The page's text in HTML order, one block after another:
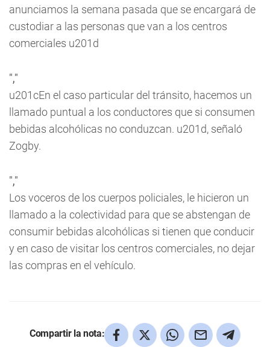
anunciamos la semana pasada que se encargará de
custodiar a las personas que van a los centros
comerciales u201d
","
u201cEn el caso particular del tránsito, hacemos un
llamado puntual a los conductores que si consumen
bebidas alcohólicas no conduzcan. u201d, señaló
Zogby.
","
Los voceros de los cuerpos policiales, le hicieron un
llamado a la colectividad para que se abstengan de
consumir bebidas alcohólicas si tienen que conducir
y en caso de visitar los centros comerciales, no dejar
las compras en el vehículo.
Compartir la nota: